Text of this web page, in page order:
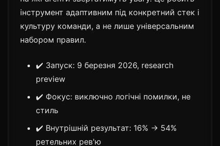
інструмент адаптивним під конкретний стек і
культуру команди, а не лише універсальним
набором правил.
✔️ Запуск: 9 березня 2026, research
preview
✔️ Фокус: виключно логічні помилки, не
стиль
✔️ Внутрішній результат: 16% → 54%
ретельних рев'ю